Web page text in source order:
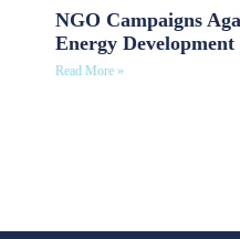
NGO Campaigns
Energy
Read More »